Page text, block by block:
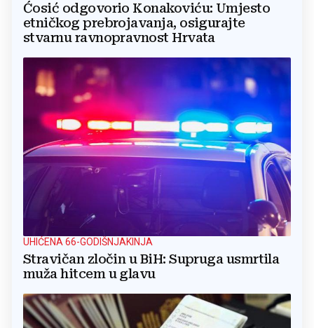
Ćosić odgovorio Konakoviću: Umjesto
etničkog prebrojavanja, osigurajte
stvarnu ravnopravnost Hrvata
UHIĆENA 66-GODIŠNJAKINJA
Stravičan zločin u BiH: Supruga usmrtila
muža hitcem u glavu